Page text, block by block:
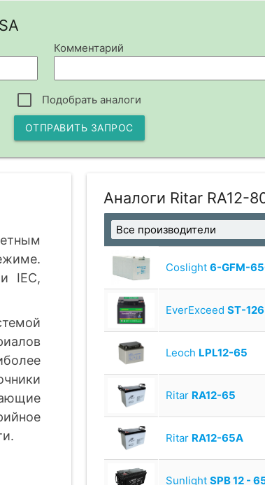
Комментарий
Подобрать аналоги
ОТПРАВИТЬ ЗАПРОС
IEC,
Аналоги Ritar RA12-
Coslight6-GFM-
EverExceedST-
Leoch LPL12-65
Ritar RA12-65
Ritar RA12-65A
SunlightSPB 12 -